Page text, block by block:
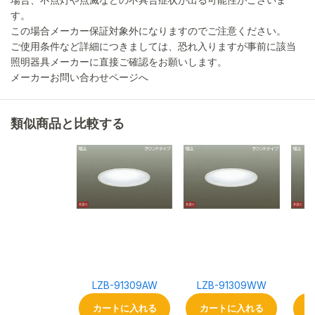
す。
この場合メーカー保証対象外になりますのでご注意ください。
ご使用条件など詳細につきましては、恐れ入りますが事前に該当
照明器具メーカーに直接ご確認をお願いします。
メーカーお問い合わせページへ
類似商品と比較する
LZB-91309AW
カートに入れる
LZB-91309WW
カートに入れる